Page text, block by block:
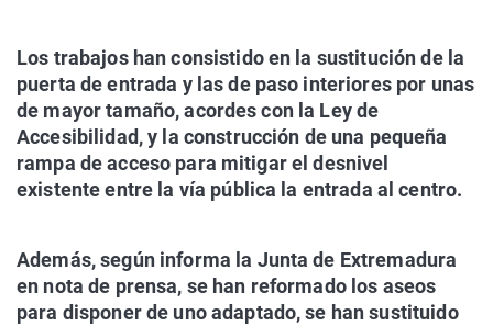
Los trabajos han consistido en la sustitución de la
puerta de entrada y las de paso interiores por unas
de mayor tamaño, acordes con la Ley de
Accesibilidad, y la construcción de una pequeña
rampa de acceso para mitigar el desnivel
existente entre la vía pública la entrada al centro.
Además, según informa la Junta de Extremadura
en nota de prensa, se han reformado los aseos
para disponer de uno adaptado, se han sustituido